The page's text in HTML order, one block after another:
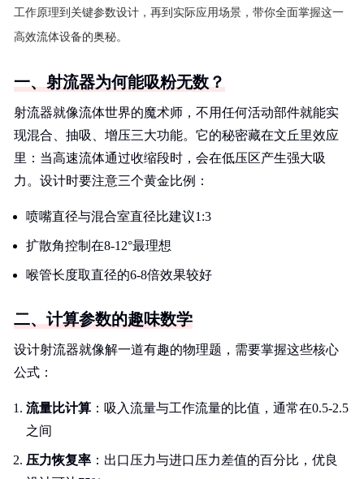
工作原理到关键参数设计，再到实际应用场景，带你全面掌握这一
高效流体设备的奥秘。
一、射流器为何能吸粉无数？
射流器就像流体世界的魔术师，不用任何活动部件就能实
现混合、抽吸、增压三大功能。它的秘密藏在文丘里效应
里：当高速流体通过收缩段时，会在低压区产生强大吸
力。设计时要注意三个黄金比例：
喷嘴直径与混合室直径比建议1:3
扩散角控制在8-12°最理想
喉管长度取直径的6-8倍效果较好
二、计算参数的趣味数学
设计射流器就像解一道有趣的物理题，需要掌握这些核心
公式：
流量比计算 ：吸入流量与工作流量的比值，通常在0.5-2.5
之间
压力恢复率 ：出口压力与进口压力差值的百分比，优良